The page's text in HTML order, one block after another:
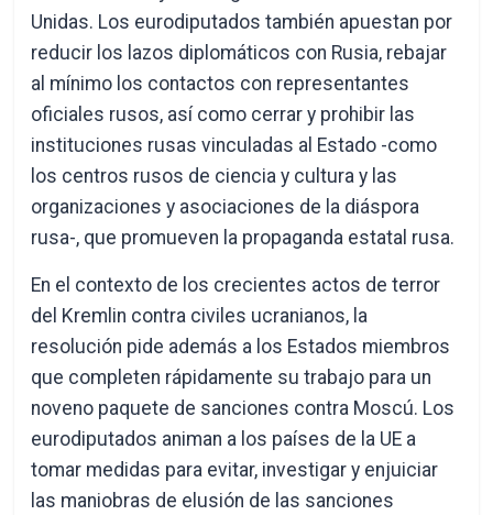
Unidas. Los eurodiputados también apuestan por
reducir los lazos diplomáticos con Rusia, rebajar
al mínimo los contactos con representantes
oficiales rusos, así como cerrar y prohibir las
instituciones rusas vinculadas al Estado -como
los centros rusos de ciencia y cultura y las
organizaciones y asociaciones de la diáspora
rusa-, que promueven la propaganda estatal rusa.
En el contexto de los crecientes actos de terror
del Kremlin contra civiles ucranianos, la
resolución pide además a los Estados miembros
que completen rápidamente su trabajo para un
noveno paquete de sanciones contra Moscú. Los
eurodiputados animan a los países de la UE a
tomar medidas para evitar, investigar y enjuiciar
las maniobras de elusión de las sanciones